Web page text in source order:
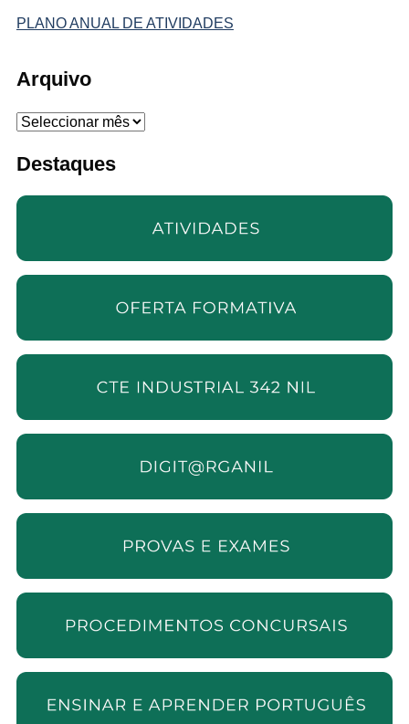
PLANO ANUAL DE ATIVIDADES
Arquivo
Arquivo
Destaques